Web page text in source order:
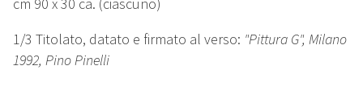
cm 90 x 30 ca. (ciascuno)
1/3 Titolato, datato e firmato al verso: "Pittura G", Milano
1992, Pino Pinelli